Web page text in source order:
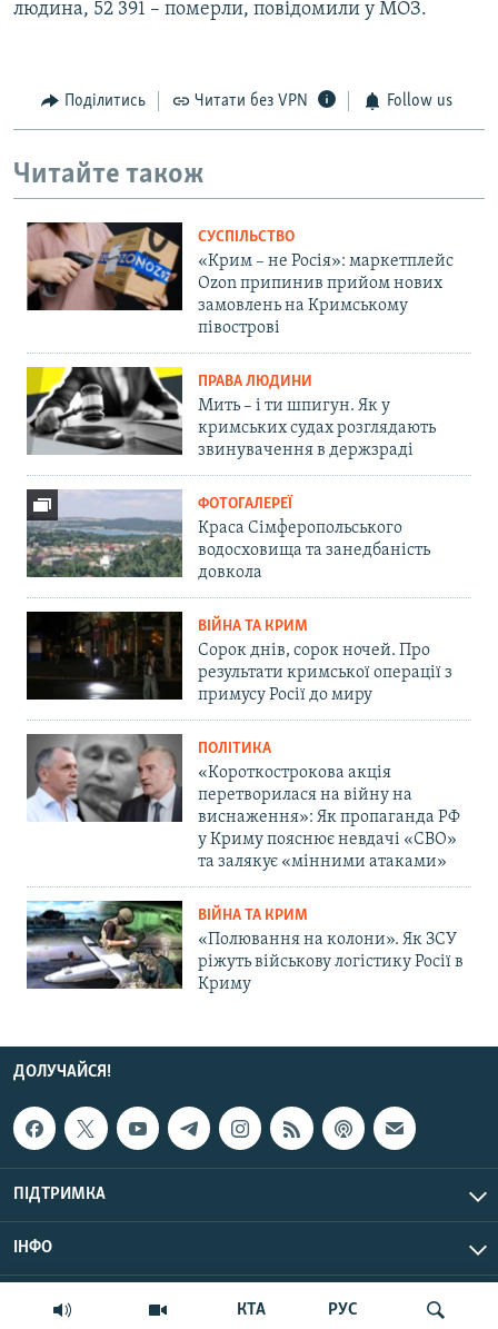
КТА РУС
людина, 52 391 – померли, повідомили у МОЗ.
Поділитись Читати без VPN Follow us
Читайте також
СУСПІЛЬСТВО
«Крим – не Росія»: маркетплейс
Ozon припинив прийом нових
замовлень на Кримському
півострові
ПРАВА ЛЮДИНИ
Мить – і ти шпигун. Як у
кримських судах розглядають
звинувачення в держзраді
ФОТОГАЛЕРЕЇ
Краса Сімферопольського
водосховища та занедбаність
довкола
ВІЙНА ТА КРИМ
Сорок днів, сорок ночей. Про
результати кримської операції з
примусу Росії до миру
ПОЛІТИКА
«Короткострокова акція
перетворилася на війну на
виснаження»: Як пропаганда РФ
у Криму пояснює невдачі «СВО»
та залякує «мінними атаками»
ВІЙНА ТА КРИМ
«Полювання на колони». Як ЗСУ
ріжуть військову логістику Росії в
Криму
ДОЛУЧАЙСЯ!
ПІДТРИМКА
ІНФО
© Крим.Реалії, 2026 | Усі права застережено.